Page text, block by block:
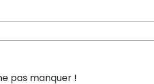
pas manquer !